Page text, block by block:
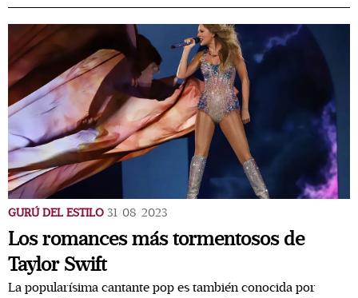
GURÚ DEL ESTILO 31/08/2023
Los romances más tormentosos de
Taylor Swift
La popularísima cantante pop es también conocida por